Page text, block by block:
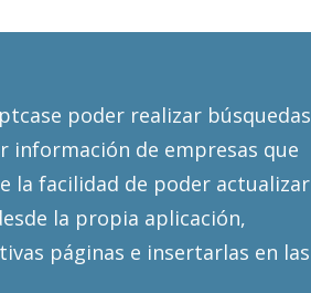
poder realizar búsquedas
información de empresas que
la facilidad de poder actualizar
la propia aplicación,
páginas e insertarlas en las